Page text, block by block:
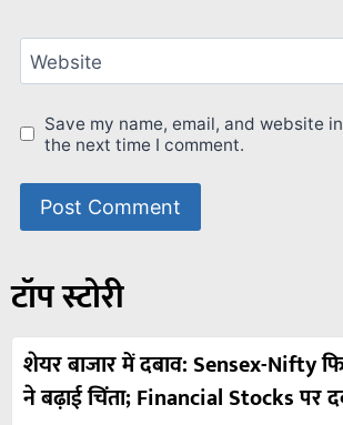
Website
Save my name, email, and website
the next time I comment.
टॉप स्टोरी
शेयर बाजार में दबाव: Sensex-Nifty
ने बढ़ाई चिंता; Financial Stocks पर